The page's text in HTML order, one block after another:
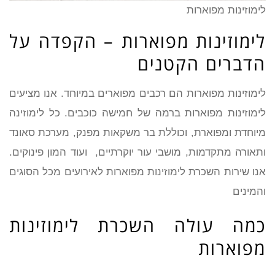
לימוזינות מפוארות
לימוזינות מפוארות – הקפדה על
הדברים הקטנים
לימוזינות מפוארות הם רכבים מפוארים במיוחד. אנו מציעים
לימוזינות מפוארות ברמה של חמישה כוכבים. כל לימוזינה
מיוחדת ומפוארת, וכוללת בר משקאות מפנק, מערכת סאונד
ותאורה מתקדמות, מושבי עור יוקרתיים, ועוד המון פינוקים.
אנו שירות השכרת לימוזינות מפוארות לאירועים מכל הסוגים
והמינים
כמה עולה השכרת לימוזינות
מפוארות